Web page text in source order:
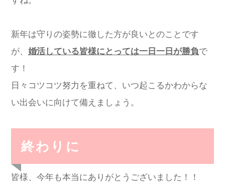
新年は守りの姿勢に徹した方が良いとのことです
が、 婚活している皆様にとっては一日一日が勝負で
す！
日々コツコツ努力を重ねて、いつ起こるかわからな
い出会いに向けて備えましょう。
終わりに
皆様、今年も本当にありがとうございました！！